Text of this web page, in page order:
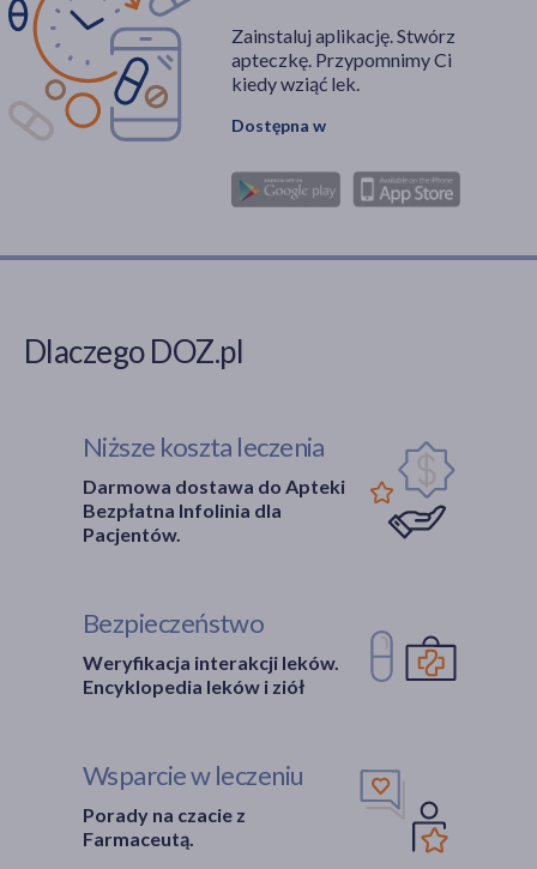
Zainstaluj aplikację. Stwórz
apteczkę. Przypomnimy Ci
kiedy wziąć lek.
Dostępna w
Dlaczego DOZ.pl
Niższe koszta leczenia
Darmowa dostawa do Apteki
Bezpłatna Infolinia dla
Pacjentów.
Bezpieczeństwo
Weryfikacja interakcji leków.
Encyklopedia leków i ziół
Wsparcie w leczeniu
Porady na czacie z
Farmaceutą.